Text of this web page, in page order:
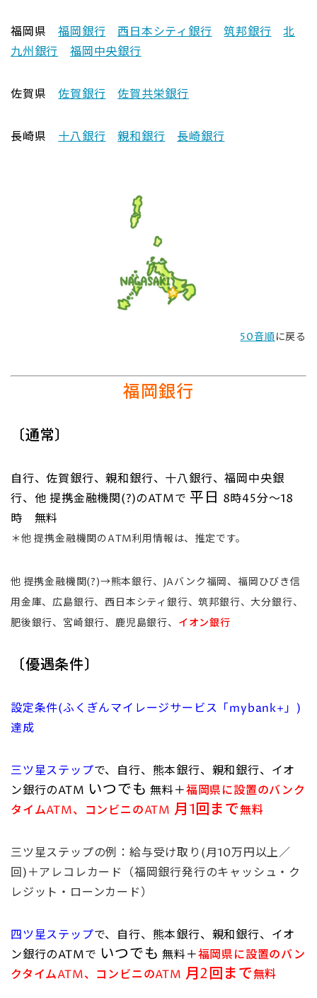
福岡県福岡銀行 西日本シティ銀行 筑邦銀行
北
九州銀行
福岡中央銀行
佐賀県 佐賀銀行 佐賀共栄銀行
長崎県 十八銀行 親和銀行 長崎銀行
50音順に戻る
福岡銀行
〔通常〕
自行、佐賀銀行、親和銀行、十八銀行、福岡中央銀
行、他 提携金融機関(?)のATMで平日 8時45分～18
時 無料
＊他 提携金融機関のATM利用情報は、推定です。
他 提携金融機関(?)→熊本銀行、JAバンク福岡、福岡ひびき信
用金庫、広島銀行、西日本シティ銀行、筑邦銀行、大分銀行、
肥後銀行、宮崎銀行、鹿児島銀行、 イオン銀行
〔優遇条件〕
設定条件(ふくぎんマイレージサービス「mybank+」)
達成
三ツ星ステップで、 自行、熊本銀行、親和銀行、イオ
ン銀行のATM いつでも 無料＋福岡県に設置のバンク
タイムATM、コンビニのATM 月1回まで無料
三ツ星ステップの例：給与受け取り(月10万円以上／
回)＋アレコレカード（福岡銀行発行のキャッシュ・ク
レジット・ローンカード）
四ツ星ステップで、 自行、熊本銀行、親和銀行、イオ
ン銀行のATMで いつでも 無料＋福岡県に設置のバン
クタイムATM、コンビニのATM 月2回まで無料